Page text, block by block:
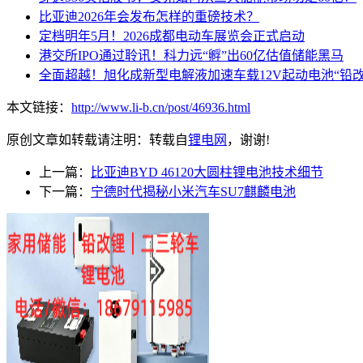
比亚迪2026年会发布怎样的重磅技术？
定档明年5月！2026成都电动车展览会正式启动
港交所IPO通过聆讯！科力远“孵”出60亿估值储能黑马
全面超越！旭化成新型电解液加速车载12V起动电池“铅
本文链接： http://www.li-b.cn/post/46936.html
原创文章如转载请注明：转载自锂电网 ，谢谢!
上一篇：
比亚迪BYD 46120大圆柱锂电池技术细节
下一篇： 宁德时代揭秘小米汽车SU7麒麟电池